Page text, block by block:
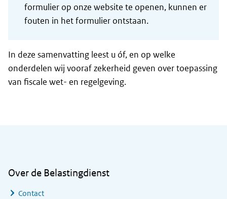
formulier op onze website te openen, kunnen er
fouten in het formulier ontstaan.
In deze samenvatting leest u óf, en op welke
onderdelen wij vooraf zekerheid geven over toepassing
van fiscale wet- en regelgeving.
Over de Belastingdienst
Contact